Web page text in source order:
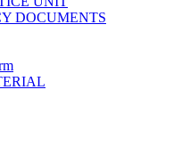
DOCUMENTS